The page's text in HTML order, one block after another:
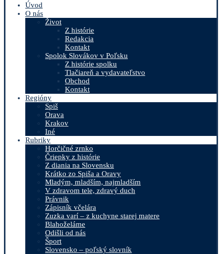
Úvod
O nás
Život
Z histórie
Redakcia
Kontakt
Spolok Slovákov v Poľsku
Z histórie spolku
Tlačiareň a vydavateľstvo
Obchod
Kontakt
Regióny
Spiš
Orava
Krakov
Iné
Rubriky
Horčičné zrnko
Čriepky z histórie
Z diania na Slovensku
Krátko zo Spiša a Oravy
Mladým, mladším, najmladším
V zdravom tele, zdravý duch
Právnik
Zápisník včelára
Zuzka varí – z kuchyne starej matere
Blahoželáme
Odišli od nás
Šport
Slovensko – poľský slovník